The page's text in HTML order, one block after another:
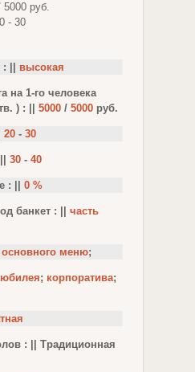
5000 руб.
- 30
: || высокая
на 1-го человека
) : || 5000 / 5000 руб.
20 - 30
30 - 40
: || 0 %
банкет : || часть
меню;
юбилея; корпоратива;
: || Традиционная